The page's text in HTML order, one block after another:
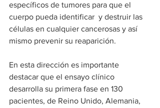
específicos de tumores para que el
cuerpo pueda identificar  y destruir las
células en cualquier cancerosas y así
mismo prevenir su reaparición.
En esta dirección es importante
destacar que el ensayo clínico
desarrolla su primera fase en 130
pacientes, de Reino Unido, Alemania,